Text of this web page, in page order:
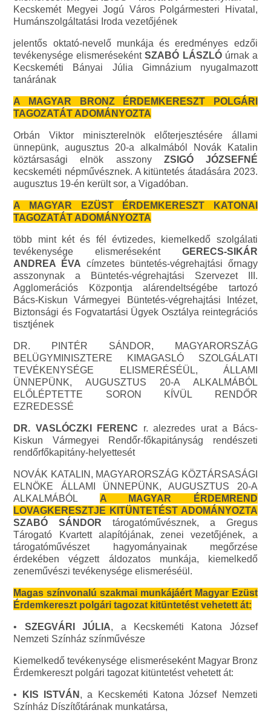
Kecskemét Megyei Jogú Város Polgármesteri Hivatal,
Humánszolgáltatási Iroda vezetőjének
jelentős oktató-nevelő munkája és eredményes edzői
tevékenysége elismerésekéntSZABÓ LÁSZLÓúrnak a
Kecskeméti Bányai Júlia Gimnázium nyugalmazott
tanárának
A MAGYAR BRONZ ÉRDEMKERESZT POLGÁRI
TAGOZATÁT ADOMÁNYOZTA
Orbán Viktor miniszterelnök előterjesztésére állami
ünnepünk, augusztus 20-a alkalmából Novák Katalin
köztársasági elnök asszony ZSIGÓ JÓZSEFNÉ
kecskeméti népművésznek. A kitüntetés átadására 2023.
augusztus 19-én került sor, a Vigadóban.
A MAGYAR EZÜST ÉRDEMKERESZT KATONAI
TAGOZATÁT ADOMÁNYOZTA
több mint két és fél évtizedes, kiemelkedő szolgálati
tevékenysége elismeréseként GERECS-SIKÁR
ANDREA ÉVA címzetes büntetés-végrehajtási őrnagy
asszonynak a Büntetés-végrehajtási Szervezet III.
Agglomerációs Központja alárendeltségébe tartozó
Bács-Kiskun Vármegyei Büntetés-végrehajtási Intézet,
Biztonsági és Fogvatartási Ügyek Osztálya reintegrációs
tisztjének
DR. PINTÉR SÁNDOR, MAGYARORSZÁG
BELÜGYMINISZTERE KIMAGASLÓ SZOLGÁLATI
TEVÉKENYSÉGE ELISMERÉSÉÜL, ÁLLAMI
ÜNNEPÜNK, AUGUSZTUS 20-A ALKALMÁBÓL
ELŐLÉPTETTE SORON KÍVÜL RENDŐR
EZREDESSÉ
DR. VASLÓCZKI FERENC r. alezredes urat a Bács-
Kiskun Vármegyei Rendőr-főkapitányság rendészeti
rendőrfőkapitány-helyettesét
NOVÁK KATALIN, MAGYARORSZÁG KÖZTÁRSASÁGI
ELNÖKE ÁLLAMI ÜNNEPÜNK, AUGUSZTUS 20-A
ALKALMÁBÓL A MAGYAR ÉRDEMREND
LOVAGKERESZTJE KITÜNTETÉST ADOMÁNYOZTA
SZABÓ SÁNDOR tárogatóművésznek, a Gregus
Tárogató Kvartett alapítójának, zenei vezetőjének, a
tárogatóművészet hagyományainak megőrzése
érdekében végzett áldozatos munkája, kiemelkedő
zeneművészi tevékenysége elismeréséül.
Magas színvonalú szakmai munkájáért Magyar Ezüst
Érdemkereszt polgári tagozat kitüntetést vehetett át:
• SZEGVÁRI JÚLIA, a Kecskeméti Katona József
Nemzeti Színház színművésze
Kiemelkedő tevékenysége elismeréseként Magyar Bronz
Érdemkereszt polgári tagozat kitüntetést vehetett át:
• KIS ISTVÁN , a Kecskeméti Katona József Nemzeti
Színház Díszítőtárának munkatársa,